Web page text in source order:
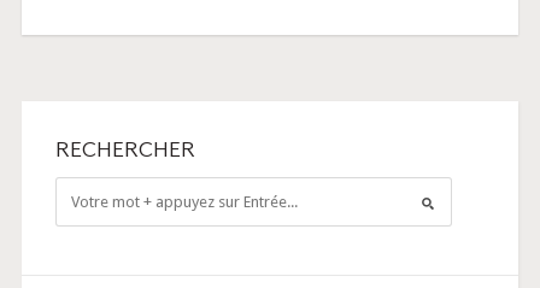
RECHERCHER